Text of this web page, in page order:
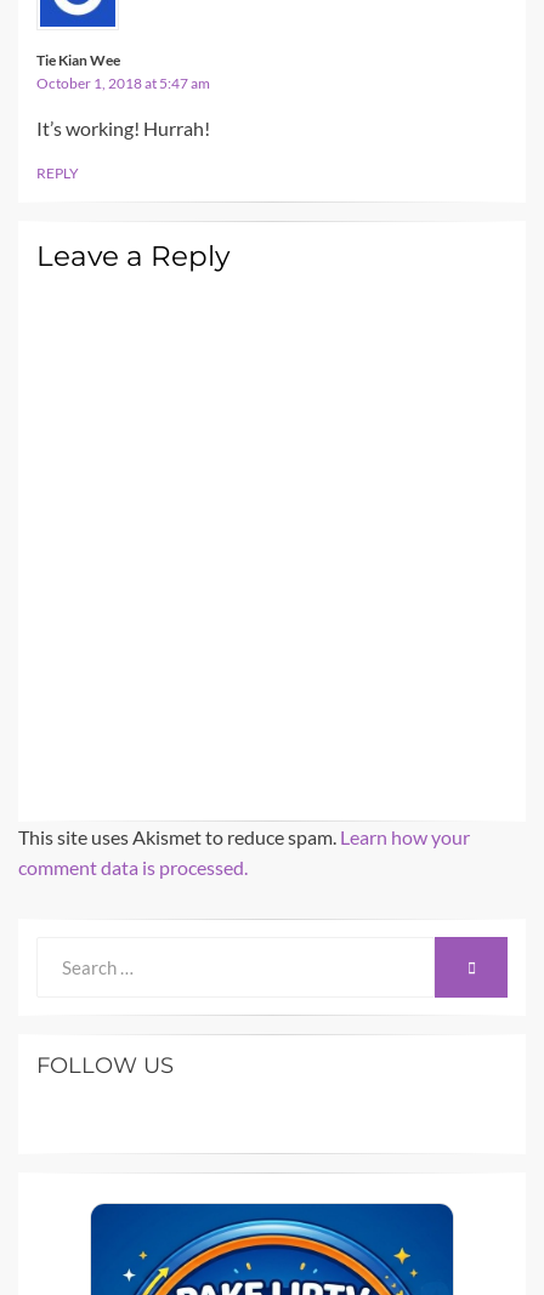
Tie Kian Wee
October 1, 2018 at 5:47 am
It’s working! Hurrah!
REPLY
Leave a Reply
This site uses Akismet to reduce spam. Learn how your
comment data is processed.
for:
SEARCH
FOLLOW US